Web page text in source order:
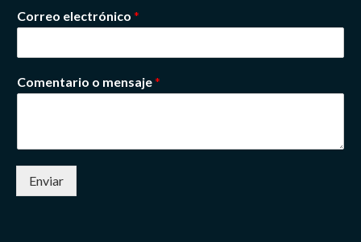
Correo electrónico *
Comentario o mensaje*
Enviar